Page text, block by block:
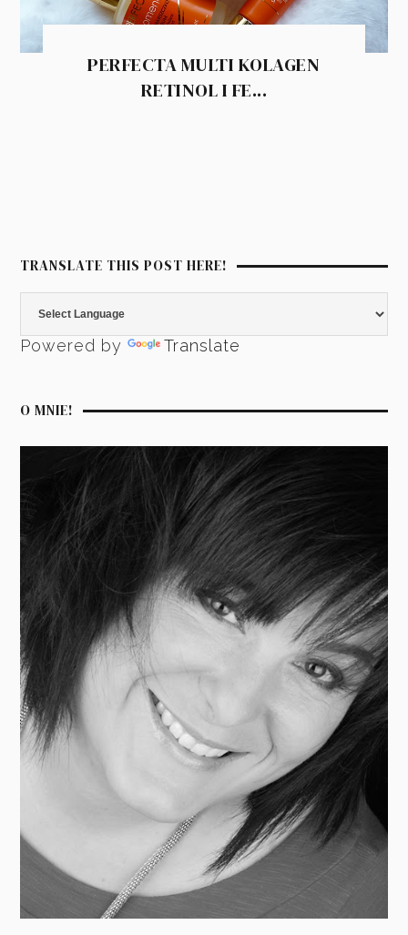
PERFECTA MULTI KOLAGEN
RETINOL I FE...
TRANSLATE THIS POST HERE!
Powered by Translate
O MNIE!